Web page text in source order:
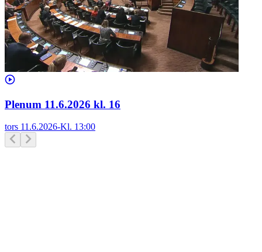
Plenum 11.6.2026 kl. 16
tors 11.6.2026-Kl. 13:00